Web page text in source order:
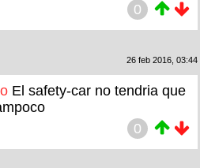
0
26 feb 2016, 03:44
El safety-car no tendria que
0